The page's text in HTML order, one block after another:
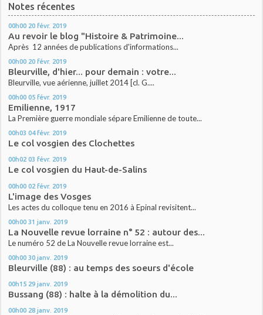
Notes récentes
00h00 20 févr. 2019
Au revoir le blog "Histoire & Patrimoine...
Après 12 années de publications d'informations...
00h00 20 févr. 2019
Bleurville, d'hier... pour demain : votre...
Bleurville, vue aérienne, juillet 2014 [cl. G....
00h00 05 févr. 2019
Emilienne, 1917
La Première guerre mondiale sépare Emilienne de toute...
00h03 04 févr. 2019
Le col vosgien des Clochettes
00h02 03 févr. 2019
Le col vosgien du Haut-de-Salins
00h00 02 févr. 2019
L'image des Vosges
Les actes du colloque tenu en 2016 à Epinal revisitent...
00h00 31 janv. 2019
La Nouvelle revue lorraine n° 52 : autour des...
Le numéro 52 de La Nouvelle revue lorraine est...
00h00 30 janv. 2019
Bleurville (88) : au temps des soeurs d'école
00h15 29 janv. 2019
Bussang (88) : halte à la démolition du...
00h00 28 janv. 2019